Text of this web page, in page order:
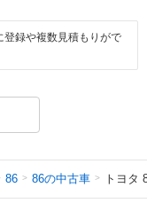
登録や複数見積もりがで
86 86の中古車 トヨタ